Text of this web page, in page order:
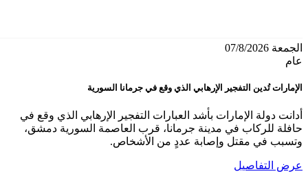
الجمعة 07/8/2026
عام
الإمارات تُدين التفجير الإرهابي الذي وقع في جرمانا السورية
أدانت دولة الإمارات بأشد العبارات التفجير الإرهابي الذي وقع في
حافلة للركاب في مدينة جرمانا، قرب العاصمة السورية دمشق،
وتسبب في مقتل وإصابة عددٍ من الأشخاص.
عرض التفاصيل